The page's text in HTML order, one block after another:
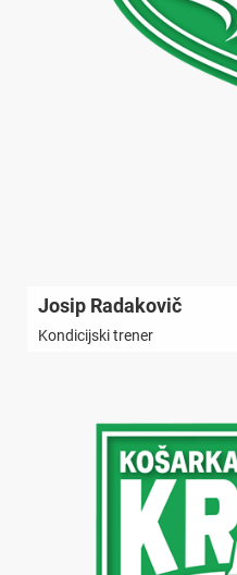
Josip Radakovič
Kondicijski trener